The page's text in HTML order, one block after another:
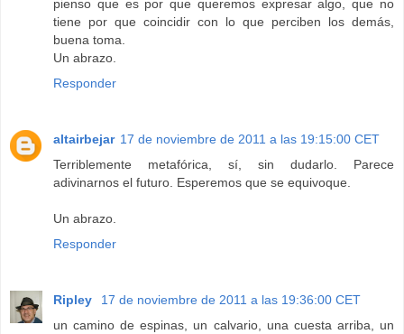
pienso que es por que queremos expresar algo, que no
tiene por que coincidir con lo que perciben los demás,
buena toma.
Un abrazo.
Responder
altairbejar 17 de noviembre de 2011 a las 19:15:00 CET
Terriblemente metafórica, sí, sin dudarlo. Parece
adivinarnos el futuro. Esperemos que se equivoque.
Un abrazo.
Responder
Ripley
17 de noviembre de 2011 a las 19:36:00 CET
un camino de espinas, un calvario, una cuesta arriba, un